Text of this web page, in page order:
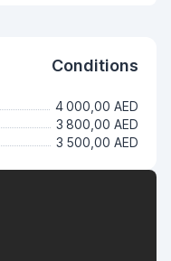
Conditions
4 000,00 AED
3 800,00 AED
3 500,00 AED